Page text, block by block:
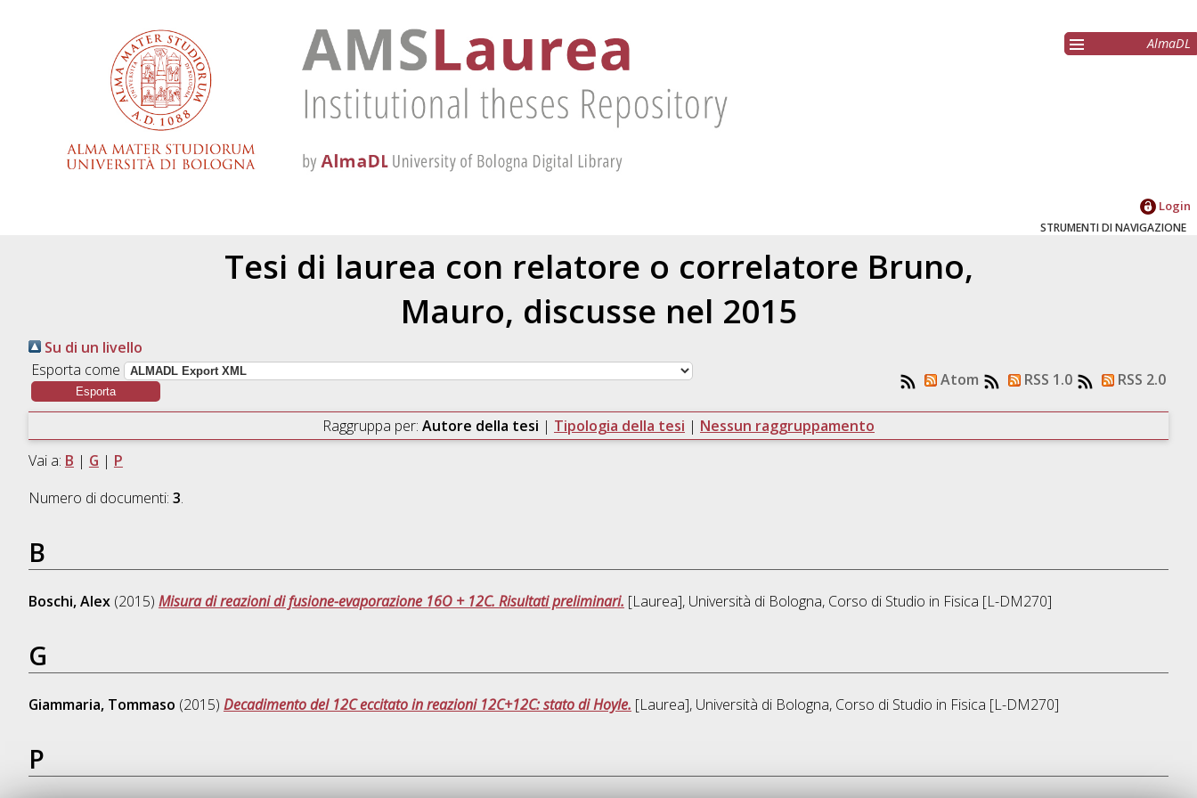
AlmaDL
Login
STRUMENTI DI NAVIGAZIONE
Tesi di laurea con relatore o correlatore Bruno,
Mauro, discusse nel 2015
Su di un livello
Esporta come
Atom RSS 1.0 RSS 2.0
Raggruppa per: Autore della tesi | Tipologia della tesi | Nessun raggruppamento
Vai a: B | G | P
Numero di documenti: 3.
B
Boschi, Alex(2015) Misura di reazioni di fusione-evaporazione 16O + 12C. Risultati preliminari. [Laurea], Università di Bologna, Corso di Studio in Fisica [L-DM270]
G
Giammaria, Tommaso (2015) Decadimento del 12C eccitato in reazioni 12C+12C: stato di Hoyle. [Laurea], Università di Bologna, Corso di Studio in Fisica [L-DM270]
P